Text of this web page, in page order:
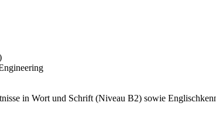
in Wort und Schrift (Niveau B2) sowie